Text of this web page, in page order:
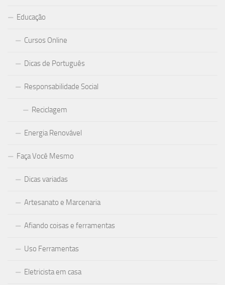
Educação
Cursos Online
Dicas de Português
Responsabilidade Social
Reciclagem
Energia Renovável
Faça Você Mesmo
Dicas variadas
Artesanato e Marcenaria
Afiando coisas e ferramentas
Uso Ferramentas
Eletricista em casa